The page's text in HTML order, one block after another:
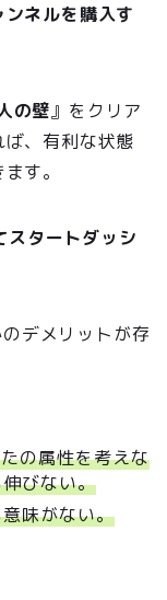
ネルを購入す
の壁』をクリア
、有利な状態
す。
スタートダッシ
デメリットが存
の属性を考えな
びない。
味がない。